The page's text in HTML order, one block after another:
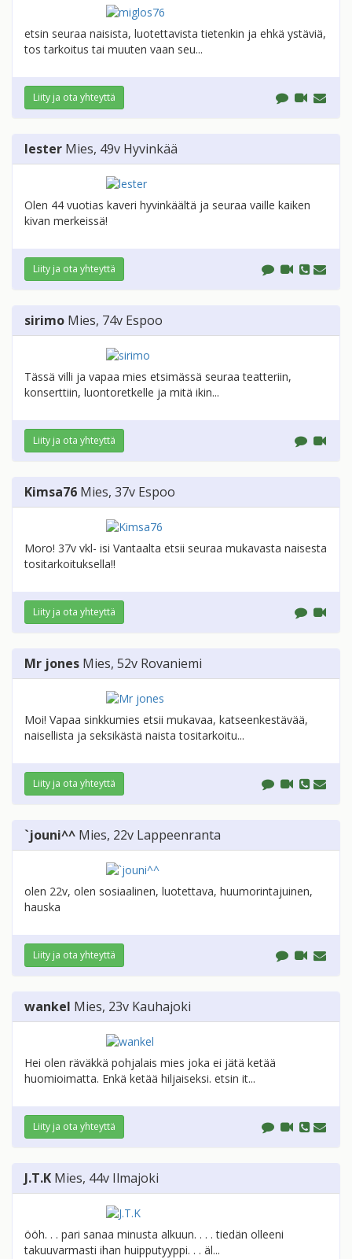
etsin seuraa naisista, luotettavista tietenkin ja ehkä ystäviä,
tos tarkoitus tai muuten vaan seu...
Liity ja ota yhteyttä
lester Mies, 49v Hyvinkää
Olen 44 vuotias kaveri hyvinkäältä ja seuraa vaille kaiken
kivan merkeissä!
Liity ja ota yhteyttä
sirimo Mies, 74v Espoo
Tässä villi ja vapaa mies etsimässä seuraa teatteriin,
konserttiin, luontoretkelle ja mitä ikin...
Liity ja ota yhteyttä
Kimsa76 Mies, 37v Espoo
Moro! 37v vkl- isi Vantaalta etsii seuraa mukavasta naisesta
tositarkoituksella!!
Liity ja ota yhteyttä
Mr jones Mies, 52v Rovaniemi
Moi! Vapaa sinkkumies etsii mukavaa, katseenkestävää,
naisellista ja seksikästä naista tositarkoitu...
Liity ja ota yhteyttä
`jouni^^ Mies, 22v Lappeenranta
olen 22v, olen sosiaalinen, luotettava, huumorintajuinen,
hauska
Liity ja ota yhteyttä
wankel Mies, 23v Kauhajoki
Hei olen räväkkä pohjalais mies joka ei jätä ketää
huomioimatta. Enkä ketää hiljaiseksi. etsin it...
Liity ja ota yhteyttä
J.T.K Mies, 44v Ilmajoki
ööh. . . pari sanaa minusta alkuun. . . . tiedän olleeni
takuuvarmasti ihan huipputyyppi. . . äl...